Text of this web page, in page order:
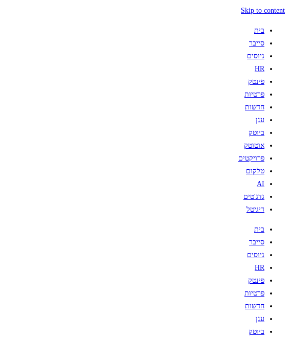
Skip to content
בית
סייבר
גיוסים
HR
פינטק
פרטיות
חדשות
ענן
ביוטק
אוטוטק
פרויקטים
טלקום
AI
גדג'טים
דיגיטל
בית
סייבר
גיוסים
HR
פינטק
פרטיות
חדשות
ענן
ביוטק